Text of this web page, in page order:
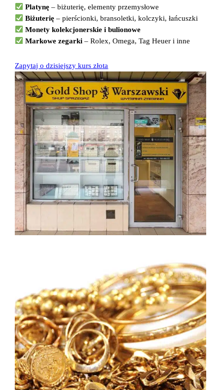
Platynę– biżuterię, elementy przemysłowe
Biżuterię– pierścionki, bransoletki, kolczyki, łańcuszki
Monety kolekcjonerskie i bulionowe
Markowe zegarki– Rolex, Omega, Tag Heuer i inne
Zapytaj o dzisiejszy kurs złota